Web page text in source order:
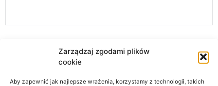
Zarządzaj zgodami plików
cookie
Aby zapewnić jak najlepsze wrażenia, korzystamy z technologii, takich